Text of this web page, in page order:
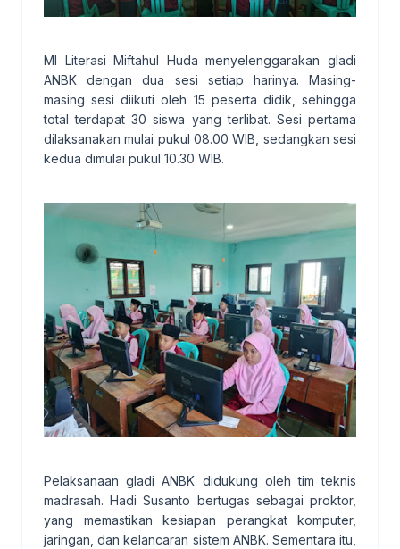
MI Literasi Miftahul Huda menyelenggarakan gladi
ANBK dengan dua sesi setiap harinya. Masing-
masing sesi diikuti oleh 15 peserta didik, sehingga
total terdapat 30 siswa yang terlibat. Sesi pertama
dilaksanakan mulai pukul 08.00 WIB, sedangkan sesi
kedua dimulai pukul 10.30 WIB.
Pelaksanaan gladi ANBK didukung oleh tim teknis
madrasah. Hadi Susanto bertugas sebagai proktor,
yang memastikan kesiapan perangkat komputer,
jaringan, dan kelancaran sistem ANBK. Sementara itu,